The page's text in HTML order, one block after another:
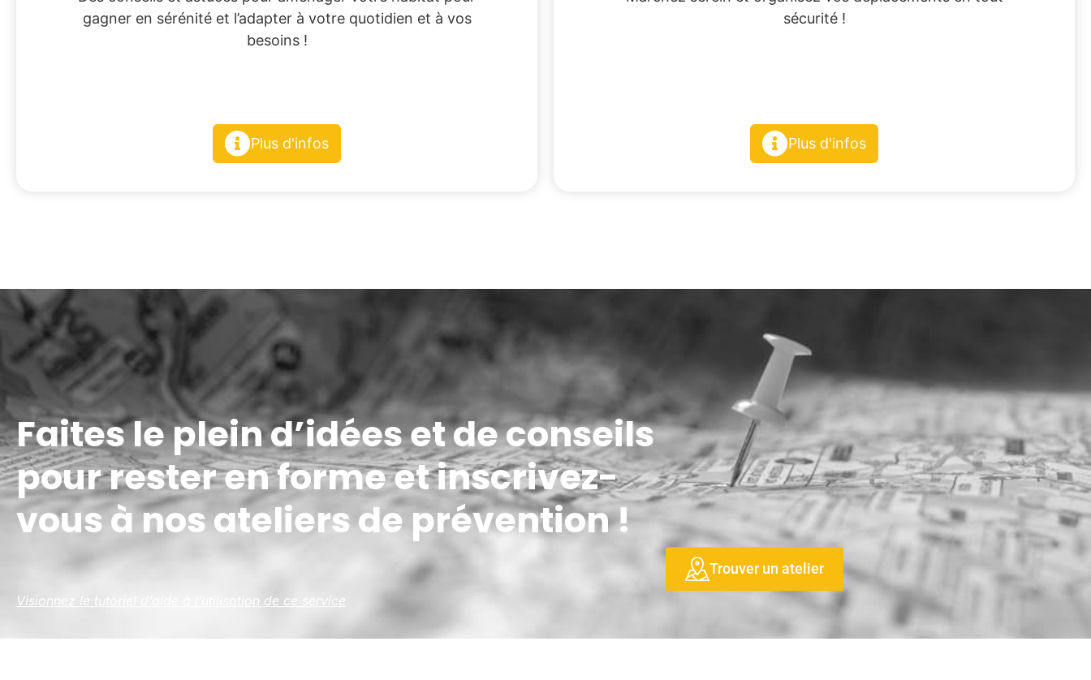
gagner en sérénité et l’adapter à votre quotidien et à vos
besoins !
Plus d'infos
sécurité !
Plus d'infos
Faites le plein d’idées et de conseils
pour rester en forme et inscrivez-
vous à nos ateliers de prévention !
Trouver un atelier
Visionnez le tutoriel d’aide à l’utilisation de ce service